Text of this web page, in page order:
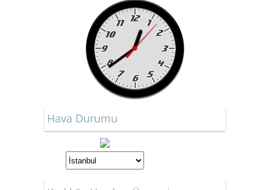
Hava Durumu